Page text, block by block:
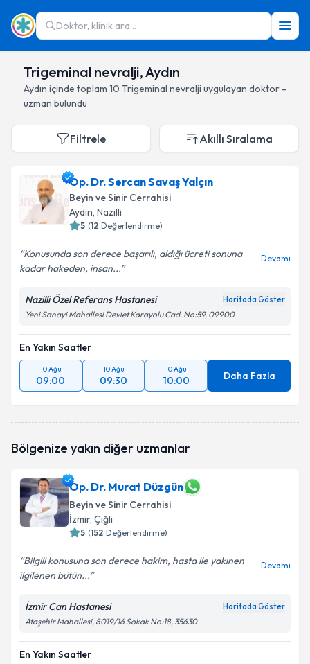
Doktor, klinik ara...
Trigeminal nevralji, Aydın
Aydın içinde toplam 10 Trigeminal nevralji uygulayan doktor -
uzman bulundu
Filtrele Akıllı Sıralama
Op. Dr. Sercan Savaş Yalçın
Beyin ve Sinir Cerrahisi
Aydın, Nazilli
5 (12 Değerlendirme)
Konusunda son derece başarılı, aldığı ücreti sonuna
kadar hakeden, insan...
Devamı
Nazilli Özel Referans Hastanesi Haritada Göster
Yeni Sanayi Mahallesi Devlet Karayolu Cad. No:59, 09900
En Yakın Saatler
10 Ağu
09:00
10 Ağu
09:30
10 Ağu
10:00 Daha Fazla
Bölgenize yakın diğer uzmanlar
Op. Dr. Murat Düzgün
Beyin ve Sinir Cerrahisi
İzmir, Çiğli
5 (152 Değerlendirme)
Bilgili konusuna son derece hakim, hasta ile yakınen
ilgilenen bütün...
Devamı
İzmir Can Hastanesi Haritada Göster
Ataşehir Mahallesi, 8019/16 Sokak No:18, 35630
En Yakın Saatler